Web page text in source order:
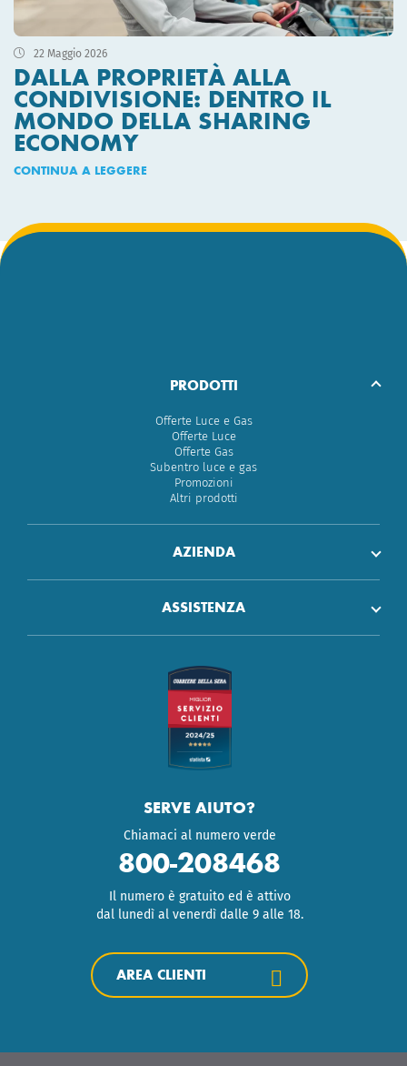
22 Maggio 2026
DALLA PROPRIETÀ ALLA
CONDIVISIONE: DENTRO IL
MONDO DELLA SHARING
ECONOMY
CONTINUA A LEGGERE
PRODOTTI
Offerte Luce e Gas
Offerte Luce
Offerte Gas
Subentro luce e gas
Promozioni
Altri prodotti
AZIENDA
ASSISTENZA
SERVE AIUTO?
Chiamaci al numero verde
800-208468
Il numero è gratuito ed è attivo
dal lunedì al venerdì dalle 9 alle 18.
AREA CLIENTI